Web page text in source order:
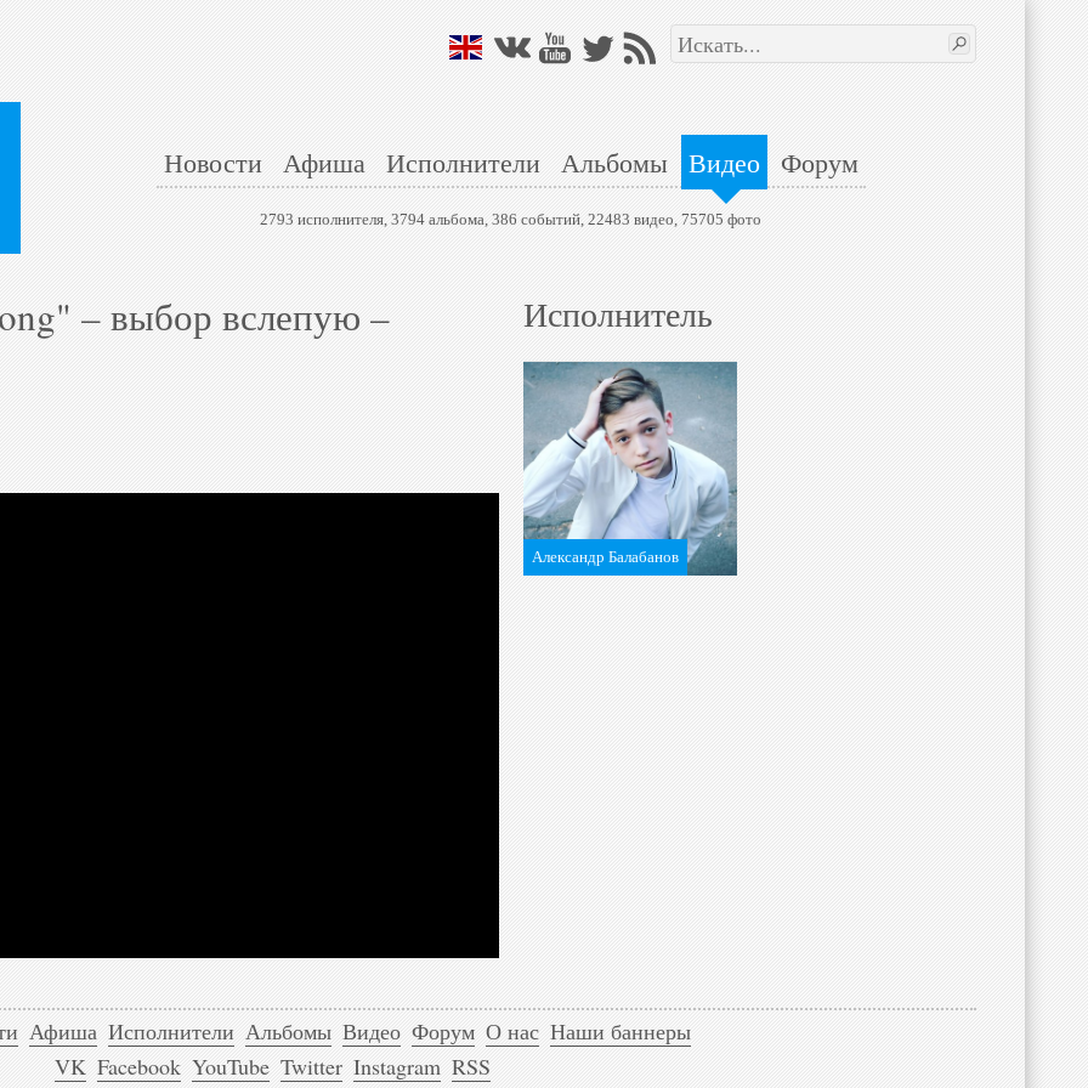
Новости Афиша Исполнители Альбомы Видео Форум
2793 исполнителя, 3794 альбома, 386 событий, 22483 видео, 75705 фото
– выбор вслепую –
Исполнитель
Александр Балабанов
Афиша Исполнители Альбомы Видео Форум О нас Наши баннеры
VK Facebook YouTube Twitter Instagram RSS